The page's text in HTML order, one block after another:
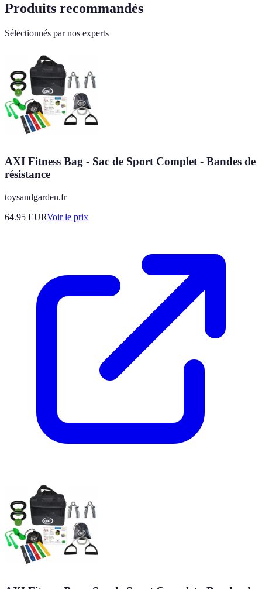
Produits recommandés
Sélectionnés par nos experts
AXI Fitness Bag - Sac de Sport Complet - Bandes de
résistance
toysandgarden.fr
64.95 EURVoir le prix